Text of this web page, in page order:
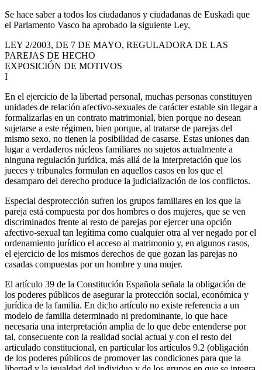
Se hace saber a todos los ciudadanos y ciudadanas de Euskadi que
el Parlamento Vasco ha aprobado la siguiente Ley,
LEY 2/2003, DE 7 DE MAYO, REGULADORA DE LAS
PAREJAS DE HECHO
EXPOSICIÓN DE MOTIVOS
I
En el ejercicio de la libertad personal, muchas personas constituyen
unidades de relación afectivo-sexuales de carácter estable sin llegar a
formalizarlas en un contrato matrimonial, bien porque no desean
sujetarse a este régimen, bien porque, al tratarse de parejas del
mismo sexo, no tienen la posibilidad de casarse. Estas uniones dan
lugar a verdaderos núcleos familiares no sujetos actualmente a
ninguna regulación jurídica, más allá de la interpretación que los
jueces y tribunales formulan en aquellos casos en los que el
desamparo del derecho produce la judicialización de los conflictos.
Especial desprotección sufren los grupos familiares en los que la
pareja está compuesta por dos hombres o dos mujeres, que se ven
discriminados frente al resto de parejas por ejercer una opción
afectivo-sexual tan legítima como cualquier otra al ver negado por el
ordenamiento jurídico el acceso al matrimonio y, en algunos casos,
el ejercicio de los mismos derechos de que gozan las parejas no
casadas compuestas por un hombre y una mujer.
El artículo 39 de la Constitución Española señala la obligación de
los poderes públicos de asegurar la protección social, económica y
jurídica de la familia. En dicho artículo no existe referencia a un
modelo de familia determinado ni predominante, lo que hace
necesaria una interpretación amplia de lo que debe entenderse por
tal, consecuente con la realidad social actual y con el resto del
articulado constitucional, en particular los artículos 9.2 (obligación
de los poderes públicos de promover las condiciones para que la